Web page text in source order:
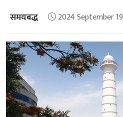
समयबद्ध 2024 September 19